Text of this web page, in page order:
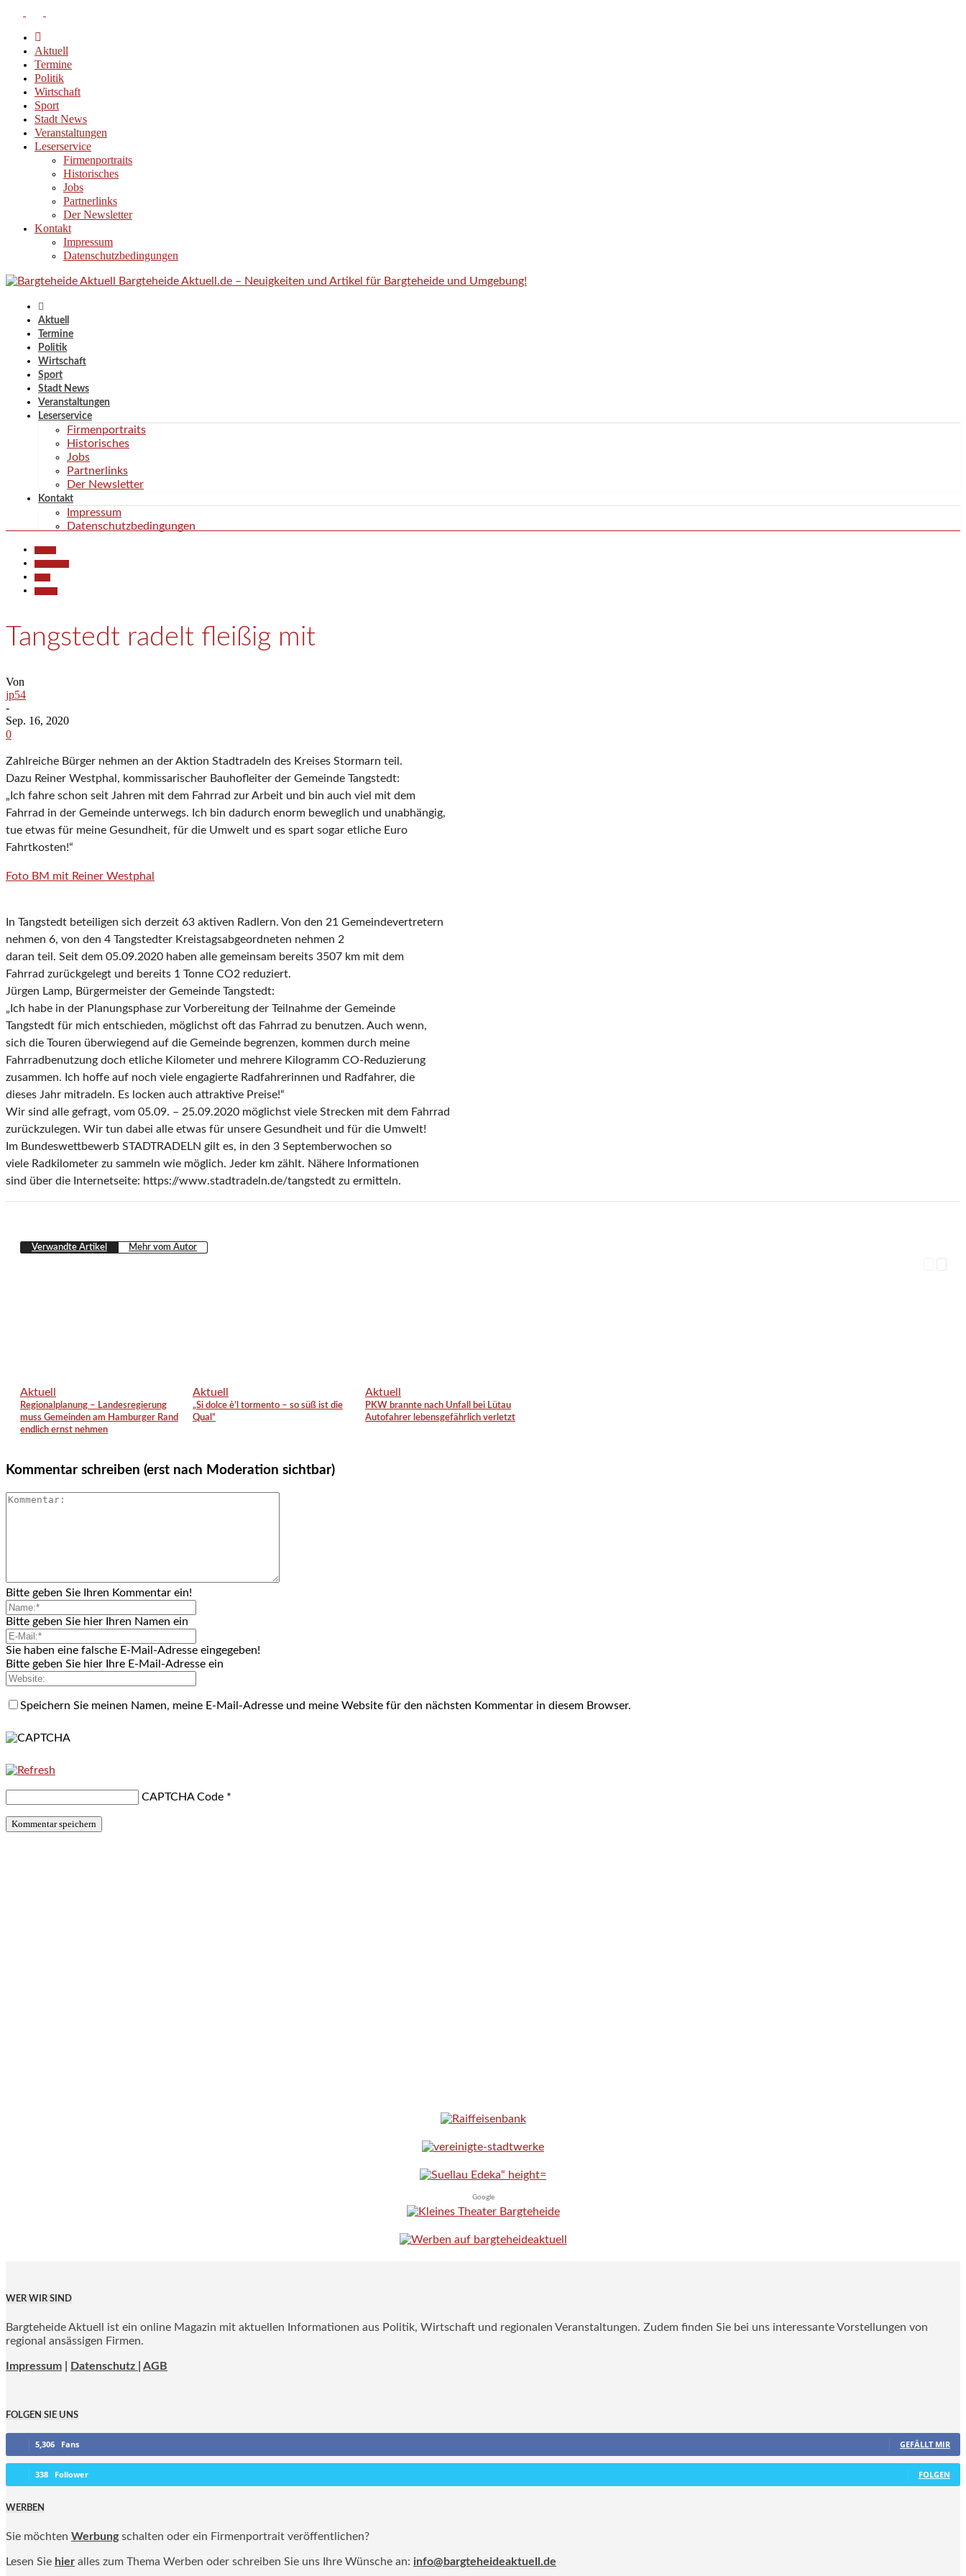
Aktuell
Termine
Politik
Wirtschaft
Sport
Stadt News
Veranstaltungen
Leserservice
Firmenportraits
Historisches
Jobs
Partnerlinks
Der Newsletter
Kontakt
Impressum
Datenschutzbedingungen
Bargteheide Aktuell.de – Neuigkeiten und Artikel für Bargteheide und Umgebung!
Aktuell
Termine
Politik
Wirtschaft
Sport
Stadt News
Veranstaltungen
Leserservice
Firmenportraits
Historisches
Jobs
Partnerlinks
Der Newsletter
Kontakt
Impressum
Datenschutzbedingungen
Tangstedt radelt fleißig mit
Von
jp54
-
Sep. 16, 2020
0
Zahlreiche Bürger nehmen an der Aktion Stadtradeln des Kreises Stormarn teil.
Dazu Reiner Westphal, kommissarischer Bauhofleiter der Gemeinde Tangstedt:
„Ich fahre schon seit Jahren mit dem Fahrrad zur Arbeit und bin auch viel mit dem
Fahrrad in der Gemeinde unterwegs. Ich bin dadurch enorm beweglich und unabhängig,
tue etwas für meine Gesundheit, für die Umwelt und es spart sogar etliche Euro
Fahrtkosten!“
Foto BM mit Reiner Westphal
In Tangstedt beteiligen sich derzeit 63 aktiven Radlern. Von den 21 Gemeindevertretern
nehmen 6, von den 4 Tangstedter Kreistagsabgeordneten nehmen 2
daran teil. Seit dem 05.09.2020 haben alle gemeinsam bereits 3507 km mit dem
Fahrrad zurückgelegt und bereits 1 Tonne CO2 reduziert.
Jürgen Lamp, Bürgermeister der Gemeinde Tangstedt:
„Ich habe in der Planungsphase zur Vorbereitung der Teilnahme der Gemeinde
Tangstedt für mich entschieden, möglichst oft das Fahrrad zu benutzen. Auch wenn,
sich die Touren überwiegend auf die Gemeinde begrenzen, kommen durch meine
Fahrradbenutzung doch etliche Kilometer und mehrere Kilogramm CO-Reduzierung
zusammen. Ich hoffe auf noch viele engagierte Radfahrerinnen und Radfahrer, die
dieses Jahr mitradeln. Es locken auch attraktive Preise!“
Wir sind alle gefragt, vom 05.09. – 25.09.2020 möglichst viele Strecken mit dem Fahrrad
zurückzulegen. Wir tun dabei alle etwas für unsere Gesundheit und für die Umwelt!
Im Bundeswettbewerb STADTRADELN gilt es, in den 3 Septemberwochen so
viele Radkilometer zu sammeln wie möglich. Jeder km zählt. Nähere Informationen
sind über die Internetseite: https://www.stadtradeln.de/tangstedt zu ermitteln.
Verwandte Artikel Mehr vom Autor
Aktuell
Regionalplanung – Landesregierung
muss Gemeinden am Hamburger Rand
endlich ernst nehmen
Aktuell
„Si dolce è’l tormento – so süß ist die
Qual“
Aktuell
PKW brannte nach Unfall bei Lütau
Autofahrer lebensgefährlich verletzt
Kommentar schreiben (erst nach Moderation sichtbar)
Bitte geben Sie Ihren Kommentar ein!
Bitte geben Sie hier Ihren Namen ein
Sie haben eine falsche E-Mail-Adresse eingegeben!
Bitte geben Sie hier Ihre E-Mail-Adresse ein
Speichern Sie meinen Namen, meine E-Mail-Adresse und meine Website für den nächsten Kommentar in diesem Browser.
CAPTCHA Code *
Google
WER WIR SIND
Bargteheide Aktuell ist ein online Magazin mit aktuellen Informationen aus Politik, Wirtschaft und regionalen Veranstaltungen. Zudem finden Sie bei uns interessante Vorstellungen von
regional ansässigen Firmen.
Impressum Datenschutz | AGB
FOLGEN SIE UNS
5,306 Fans GEFÄLLT MIR
338 Follower FOLGEN
WERBEN
Sie möchten Werbung schalten oder ein Firmenportrait veröffentlichen?
Lesen Sie hier alles zum Thema Werben oder schreiben Sie uns Ihre Wünsche an: info@bargteheideaktuell.de